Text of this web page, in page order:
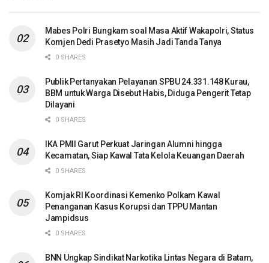
Mabes Polri Bungkam soal Masa Aktif Wakapolri, Status
Komjen Dedi Prasetyo Masih Jadi Tanda Tanya
0 SHARES
Publik Pertanyakan Pelayanan SPBU 24.331.148 Kurau,
BBM untuk Warga Disebut Habis, Diduga Pengerit Tetap
Dilayani
0 SHARES
IKA PMII Garut Perkuat Jaringan Alumni hingga
Kecamatan, Siap Kawal Tata Kelola Keuangan Daerah
0 SHARES
Komjak RI Koordinasi Kemenko Polkam Kawal
Penanganan Kasus Korupsi dan TPPU Mantan
Jampidsus
0 SHARES
BNN Ungkap Sindikat Narkotika Lintas Negara di Batam,